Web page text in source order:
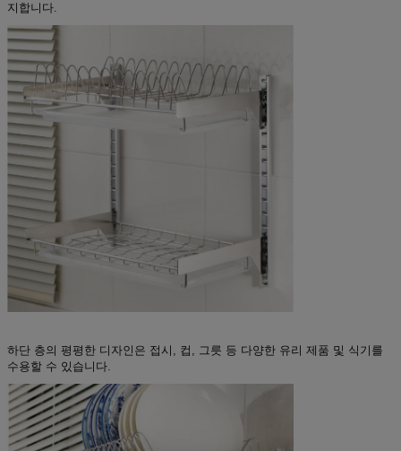
지합니다.
하단 층의 평평한 디자인은 접시, 컵, 그릇 등 다양한 유리 제품 및 식기를
수용할 수 있습니다.